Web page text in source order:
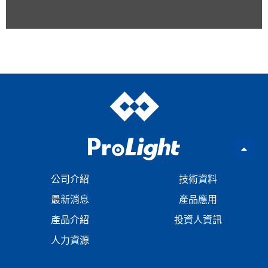
公司介紹
最新消息
產品介紹
技術資料
產品應用
投資人資訊
人力資源